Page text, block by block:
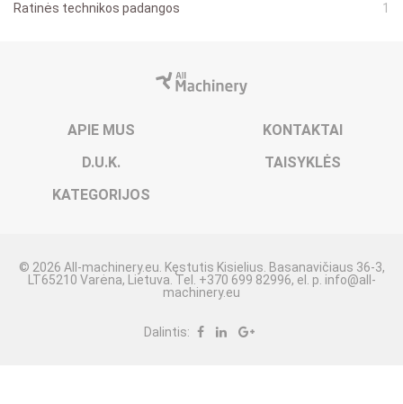
Ratinės technikos padangos 1
APIE MUS
KONTAKTAI
D.U.K.
TAISYKLĖS
KATEGORIJOS
© 2026 All-machinery.eu. Kęstutis Kisielius. Basanavičiaus 36-3,
LT65210 Varėna, Lietuva. Tel. +370 699 82996, el. p. info@all-
machinery.eu
Dalintis: